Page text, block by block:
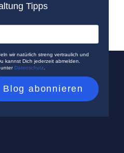
Tipps
wir natürlich streng vertraulich und
kannst Dich jederzeit abmelden.
unterDatenschutz